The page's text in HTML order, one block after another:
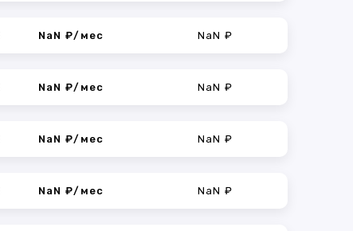
NaN ₽/мес NaN ₽
NaN ₽/мес NaN ₽
NaN ₽/мес NaN ₽
NaN ₽/мес NaN ₽